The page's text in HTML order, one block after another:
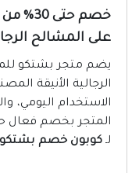
على المشالح
يضم متجر بشتكو
الرجالية الأنيقة
الاستخدام اليومي،
لـ كوبون خصم بشتكو